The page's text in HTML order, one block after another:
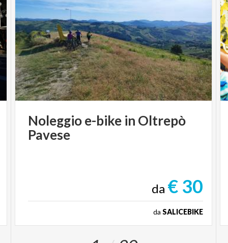
Noleggioe-bike in Oltrepò
Pavese
da € 30
da SALICEBIKE